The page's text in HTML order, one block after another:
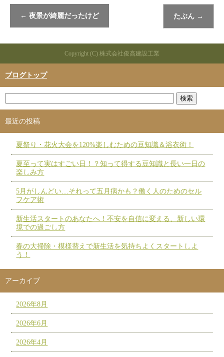
← 夜景が綺麗だったけど たぶん →
Copyright (C) 株式会社俊高建設工業
ブログトップ
最近の投稿
夏祭り・花火大会を120%楽しむための豆知識＆浴衣術！
夏至って実はすごい日！？知って得する豆知識と長い一日の
楽しみ方
5月がしんどい…それって五月病かも？働く人のためのセル
フケア術
新生活スタートのあなたへ！不安を自信に変える、新しい環
境での過ごし方
春の大掃除・模様替えで新生活を気持ちよくスタートしよ
う！
アーカイブ
2026年8月
2026年6月
2026年4月